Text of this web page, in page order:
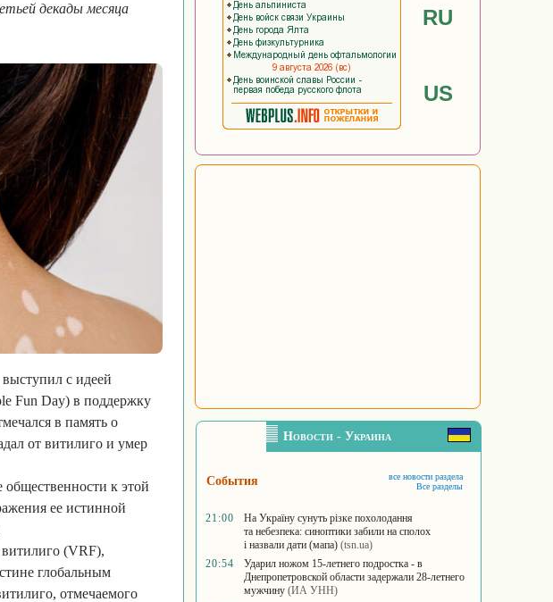
декады месяца
с идеей
Fun Day) в поддержку
в память о
от витилиго и умер
к этой
ее истинной
(VRF),
глобальным
отмечаемого
RU
US
Новости - Украина
События
все новости раздела
Все разделы
21:00
На Україну сунуть різке похолодання
та небезпека: синоптики забили на сполох
і назвали дати (мапа) (tsn.ua)
20:54
Ударил ножом 15-летнего подростка - в
Днепропетровской области задержали 28-летнего
мужчину (ИА УНН)